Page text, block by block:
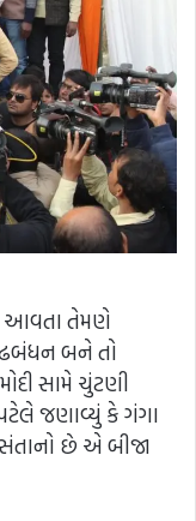
આવતા તેમણે
બને તો
સામે ચુંટણી
જણાવ્યું કે ગંગા
સંતાનો છે એ બીજા